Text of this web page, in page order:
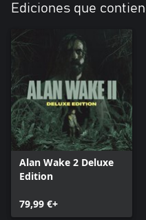
Ediciones que
Alan Wake 2 Deluxe
Edition
79,99 €+